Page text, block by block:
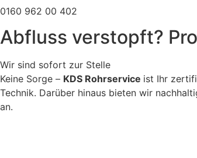
0160 962 00 402
Abfluss verstopft?
Wir sind sofort zur Stelle
Keine Sorge – KDS Rohrservice ist Ihr
Technik. Darüber hinaus bieten wir
an.